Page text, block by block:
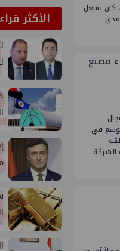
كان يشغل
مصنع
في
الشركة
الأكثر